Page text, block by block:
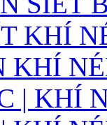
KHÍ
KHÍ
| KHÍ